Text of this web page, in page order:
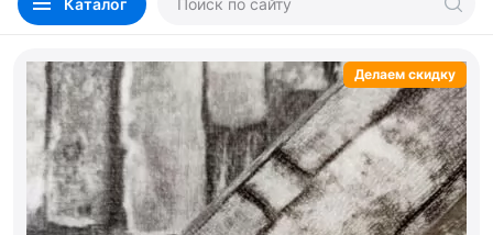
Делаем скидку